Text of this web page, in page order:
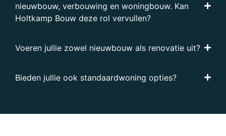
nieuwbouw, verbouwing en woningbouw. Kan
Holtkamp Bouw deze rol vervullen?
Voeren jullie zowel nieuwbouw als renovatie uit?
Bieden jullie ook standaardwoning opties?